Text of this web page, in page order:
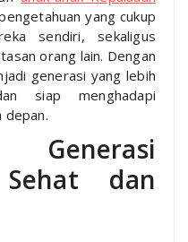
yang cukup
sendiri, sekaligus
orang lain. Dengan
generasi yang lebih
siap menghadapi
depan.
Generasi
dan